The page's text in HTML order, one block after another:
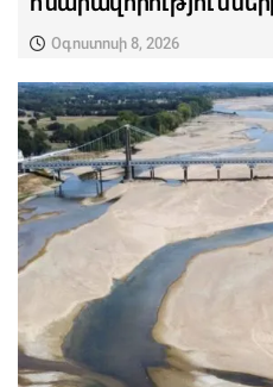
Օգոստոսի 8, 2026